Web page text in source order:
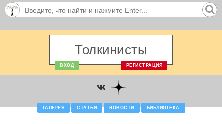
Толкинисты
ВХОД РЕГИСТРАЦИЯ
ГАЛЕРЕЯ СТАТЬИ НОВОСТИ БИБЛИОТЕКА